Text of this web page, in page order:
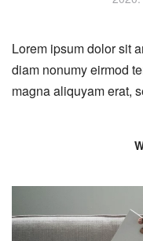
Lorem ipsum dolor sit
diam nonumy eirmod
magna aliquyam erat,